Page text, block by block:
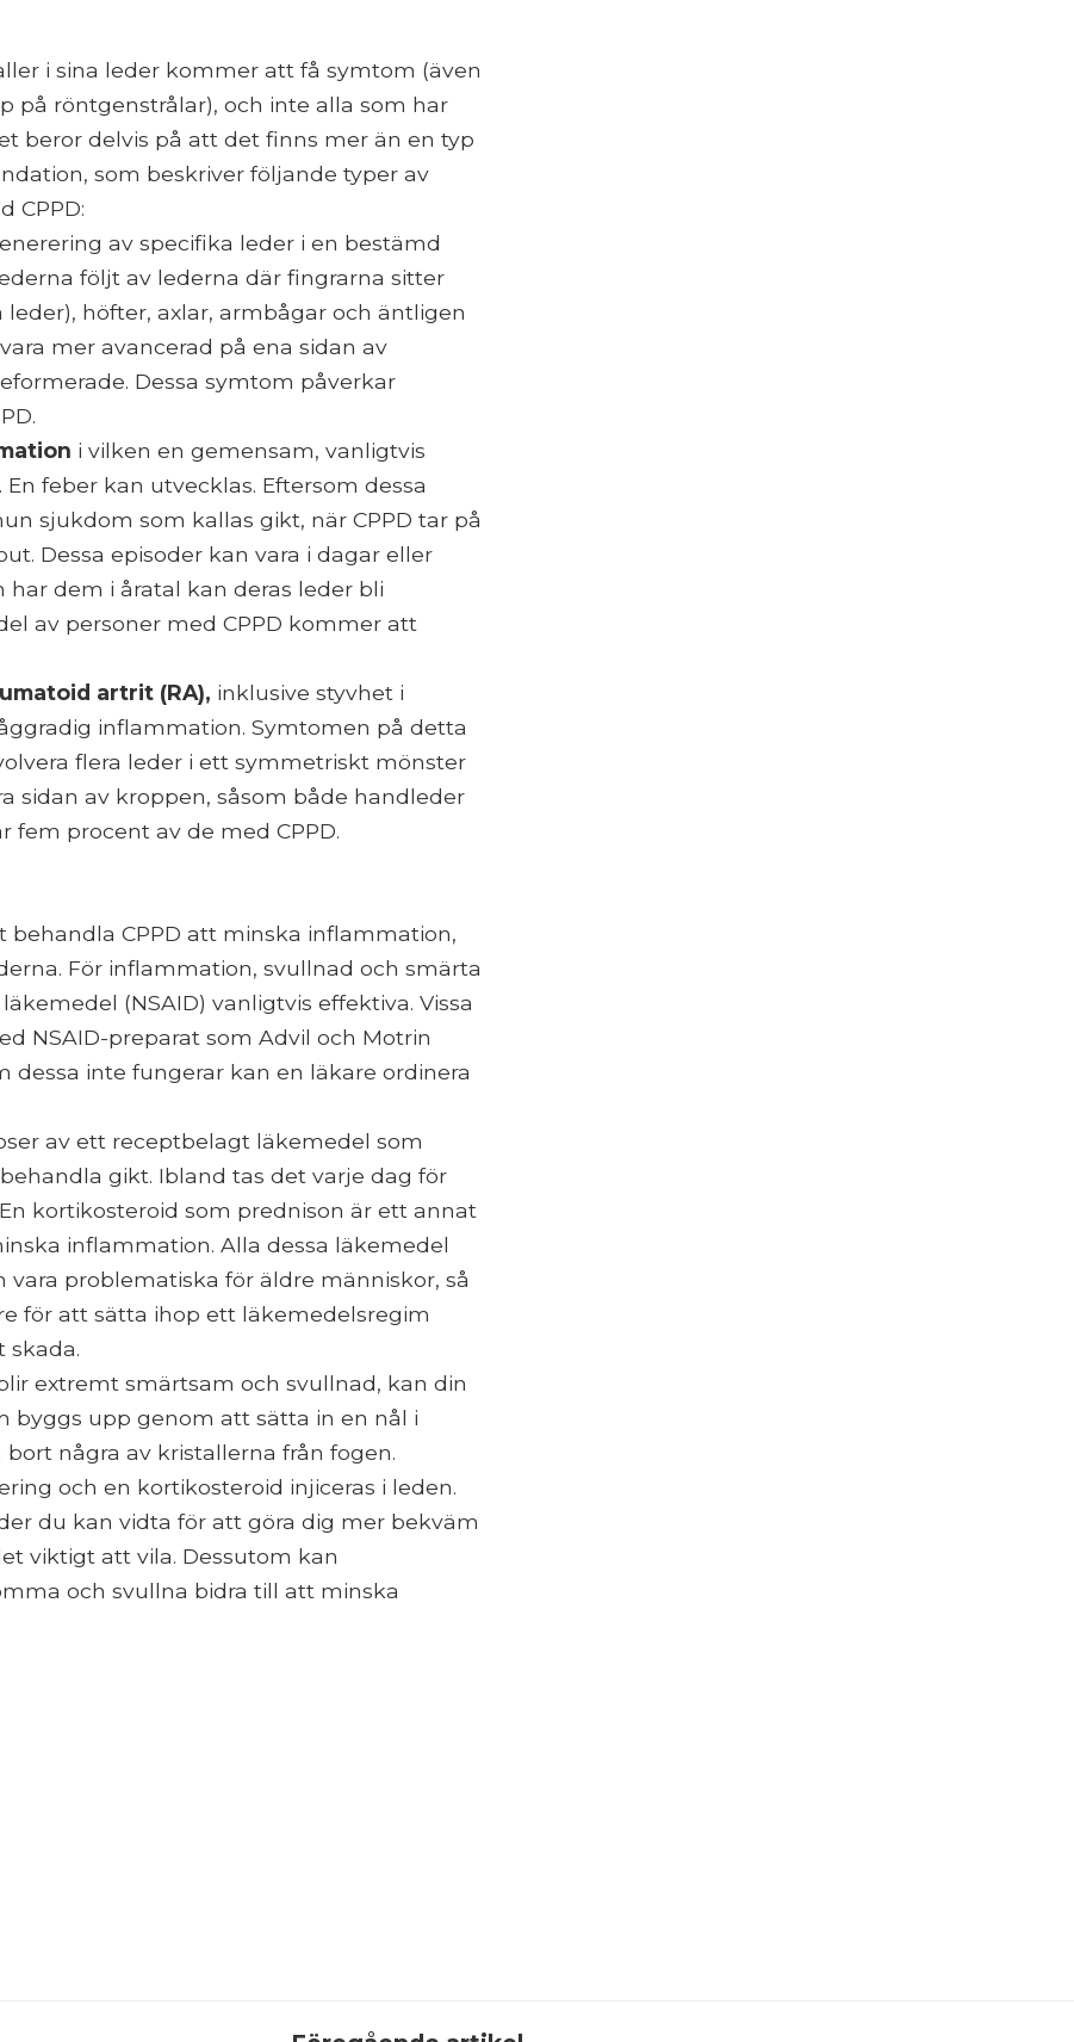
i sina leder kommer att få symtom (även
på röntgenstrålar), och inte alla som har
beror delvis på att det finns mer än en typ
som beskriver följande typer av
CPPD:
av specifika leder i en bestämd
följt av lederna där fingrarna sitter
höfter, axlar, armbågar och äntligen
mer avancerad på ena sidan av
Dessa symtom påverkar
i vilken en gemensam, vanligtvis
feber kan utvecklas. Eftersom dessa
sjukdom som kallas gikt, när CPPD tar på
Dessa episoder kan vara i dagar eller
har dem i åratal kan deras leder bli
av personer med CPPD kommer att
artrit (RA), inklusive styvhet i
inflammation. Symtomen på detta
flera leder i ett symmetriskt mönster
sidan av kroppen, såsom både handleder
fem procent av de med CPPD.
CPPD att minska inflammation,
För inflammation, svullnad och smärta
(NSAID) vanligtvis effektiva. Vissa
NSAID-preparat som Advil och Motrin
dessa inte fungerar kan en läkare ordinera
av ett receptbelagt läkemedel som
gikt. Ibland tas det varje dag för
kortikosteroid som prednison är ett annat
inflammation. Alla dessa läkemedel
problematiska för äldre människor, så
för att sätta ihop ett läkemedelsregim
skada.
extremt smärtsam och svullnad, kan din
byggs upp genom att sätta in en nål i
några av kristallerna från fogen.
och en kortikosteroid injiceras i leden.
du kan vidta för att göra dig mer bekväm
viktigt att vila. Dessutom kan
och svullna bidra till att minska